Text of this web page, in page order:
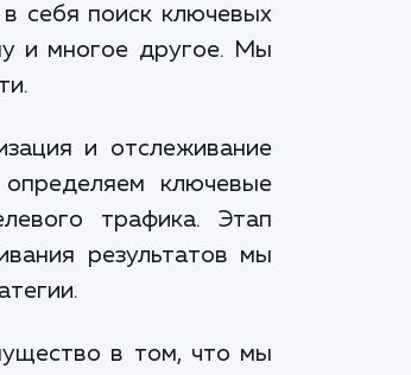
себя поиск ключевых
и многое другое. Мы
и отслеживание
ключевые
трафика. Этап
результатов мы
в том, что мы